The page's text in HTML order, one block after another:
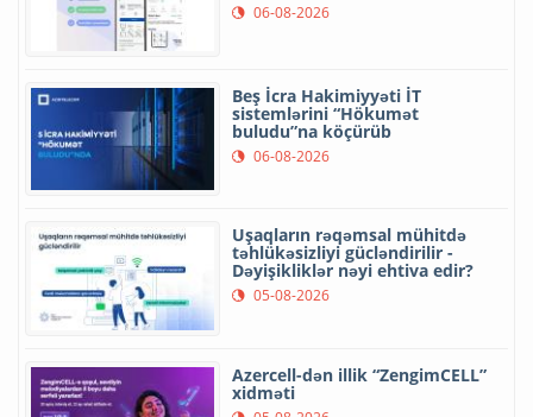
06-08-2026
Beş İcra Hakimiyyəti İT
sistemlərini “Hökumət
buludu”na köçürüb
06-08-2026
Uşaqların rəqəmsal mühitdə
təhlükəsizliyi gücləndirilir -
Dəyişikliklər nəyi ehtiva edir?
05-08-2026
Azercell-dən illik “ZengimCELL”
xidməti